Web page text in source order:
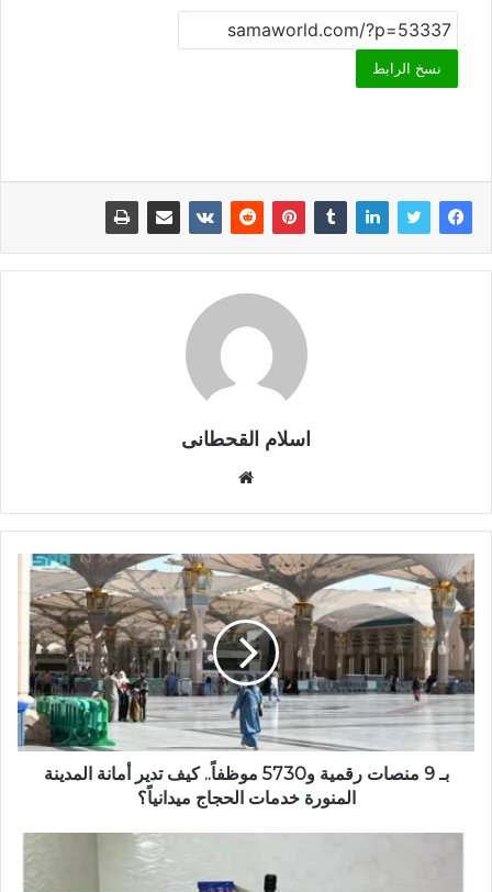
نسخ الرابط
اسلام القحطانى
ق
ع
ا
ل
و
ي
ب
بـ 9 منصات رقمية و5730 موظفاً.. كيف تدير أمانة المدينة
المنورة خدمات الحجاج ميدانياً؟